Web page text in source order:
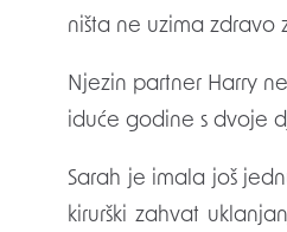
ništa ne uzima zdravo
Njezin partner Harry
iduće godine s dvoje
Sarah je imala još
kirurški zahvat